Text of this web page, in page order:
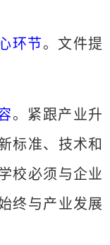
环节。文件提
。紧跟产业升
标准、技术和
校必须与企业
终与产业发展